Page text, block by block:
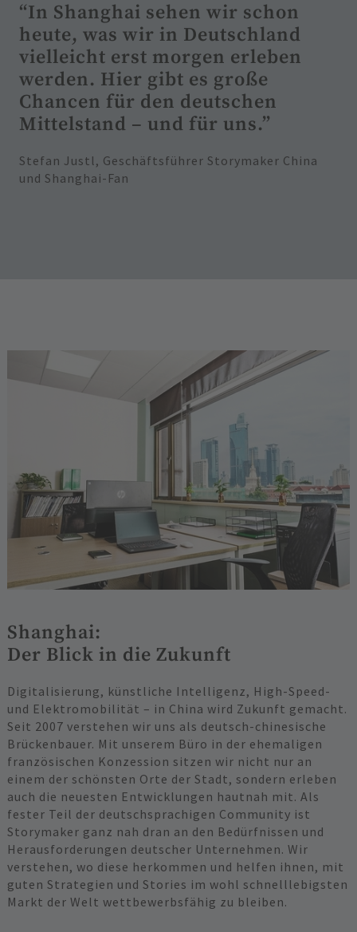
“In Shanghai sehen wir schon
heute, was wir in Deutschland
vielleicht erst morgen erleben
werden. Hier gibt es große
Chancen für den deutschen
Mittelstand – und für uns.”
Stefan Justl, Geschäftsführer Storymaker China
und Shanghai-Fan
Shanghai:
Der Blick in die Zukunft
Digitalisierung, künstliche Intelligenz, High-Speed-
und Elektromobilität – in China wird Zukunft gemacht.
Seit 2007 verstehen wir uns als deutsch-chinesische
Brückenbauer. Mit unserem Büro in der ehemaligen
französischen Konzession sitzen wir nicht nur an
einem der schönsten Orte der Stadt, sondern erleben
auch die neuesten Entwicklungen hautnah mit. Als
fester Teil der deutschsprachigen Community ist
Storymaker ganz nah dran an den Bedürfnissen und
Herausforderungen deutscher Unternehmen. Wir
verstehen, wo diese herkommen und helfen ihnen, mit
guten Strategien und Stories im wohl schnelllebigsten
Markt der Welt wettbewerbsfähig zu bleiben.